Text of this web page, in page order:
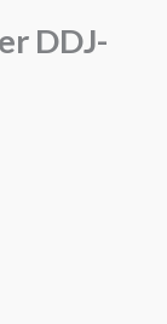
DDJ-